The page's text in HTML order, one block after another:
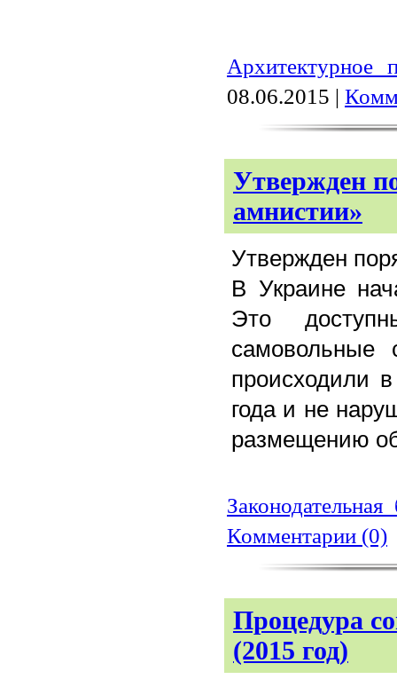
Архитектурное
08.06.2015 |
Утвержден
амнистии»
Утвержден
В Украине
Это
самовольные
происходили
года и не
размещению
Законодательная
Комментарии (0)
Процедура
(2015 год)